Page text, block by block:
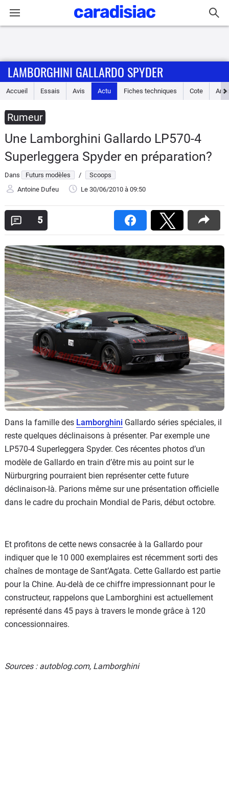
Accueil
Essais
Guide
d'achat
Electriques
Utilitaires
Auto
Services
Forum
Moto
Marques
LAMBORGHINI GALLARDO SPYDER
Accueil Essais Avis Actu Fiches techniques Cote
Rumeur
Une Lamborghini Gallardo LP570-4
Superleggera Spyder en préparation?
Dans Futurs modèles /
Scoops
Antoine Dufeu
Le 30/06/2010 à 09:50
5
Dans la famille des Lamborghini Gallardo séries spéciales, il
reste quelques déclinaisons à présenter. Par exemple une
LP570-4 Superleggera Spyder. Ces récentes photos d’un
modèle de Gallardo en train d’être mis au point sur le
Nürburgring pourraient bien représenter cette future
déclinaison-là. Parions même sur une présentation officielle
dans le cadre du prochain Mondial de Paris, début octobre.
Et profitons de cette news consacrée à la Gallardo pour
indiquer que le 10 000 exemplaires est récemment sorti des
chaînes de montage de Sant’Agata. Cette Gallardo est partie
pour la Chine. Au-delà de ce chiffre impressionnant pour le
constructeur, rappelons que Lamborghini est actuellement
représenté dans 45 pays à travers le monde grâce à 120
concessionnaires.
Sources : autoblog.com, Lamborghini